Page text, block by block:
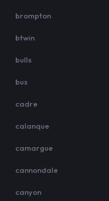
brompton
btwin
bulls
bus
cadre
calanque
camargue
cannondale
canyon